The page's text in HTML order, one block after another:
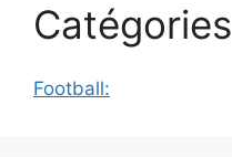
Catégories
Football: